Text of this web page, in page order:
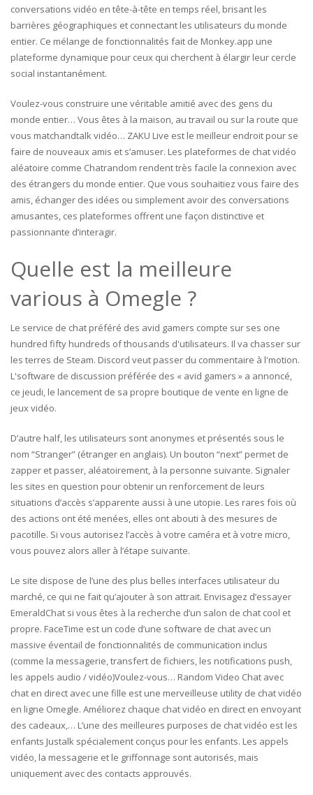
conversations vidéo en tête-à-tête en temps réel, brisant les
barrières géographiques et connectant les utilisateurs du monde
entier. Ce mélange de fonctionnalités fait de Monkey.app une
plateforme dynamique pour ceux qui cherchent à élargir leur cercle
social instantanément.
Voulez-vous construire une véritable amitié avec des gens du
monde entier… Vous êtes à la maison, au travail ou sur la route que
vous matchandtalk vidéo… ZAKU Live est le meilleur endroit pour se
faire de nouveaux amis et s’amuser. Les plateformes de chat vidéo
aléatoire comme Chatrandom rendent très facile la connexion avec
des étrangers du monde entier. Que vous souhaitiez vous faire des
amis, échanger des idées ou simplement avoir des conversations
amusantes, ces plateformes offrent une façon distinctive et
passionnante d’interagir.
Quelle est la meilleure
various à Omegle ?
Le service de chat préféré des avid gamers compte sur ses one
hundred fifty hundreds of thousands d'utilisateurs. Il va chasser sur
les terres de Steam. Discord veut passer du commentaire à l'motion.
L'software de discussion préférée des « avid gamers » a annoncé,
ce jeudi, le lancement de sa propre boutique de vente en ligne de
jeux vidéo.
D’autre half, les utilisateurs sont anonymes et présentés sous le
nom “Stranger” (étranger en anglais). Un bouton “next” permet de
zapper et passer, aléatoirement, à la personne suivante. Signaler
les sites en question pour obtenir un renforcement de leurs
situations d’accès s’apparente aussi à une utopie. Les rares fois où
des actions ont été menées, elles ont abouti à des mesures de
pacotille. Si vous autorisez l’accès à votre caméra et à votre micro,
vous pouvez alors aller à l’étape suivante.
Le site dispose de l’une des plus belles interfaces utilisateur du
marché, ce qui ne fait qu’ajouter à son attrait. Envisagez d’essayer
EmeraldChat si vous êtes à la recherche d’un salon de chat cool et
propre. FaceTime est un code d’une software de chat avec un
massive éventail de fonctionnalités de communication inclus
(comme la messagerie, transfert de fichiers, les notifications push,
les appels audio / vidéo)Voulez-vous… Random Video Chat avec
chat en direct avec une fille est une merveilleuse utility de chat vidéo
en ligne Omegle. Améliorez chaque chat vidéo en direct en envoyant
des cadeaux,… L’une des meilleures purposes de chat vidéo est les
enfants Justalk spécialement conçus pour les enfants. Les appels
vidéo, la messagerie et le griffonnage sont autorisés, mais
uniquement avec des contacts approuvés.